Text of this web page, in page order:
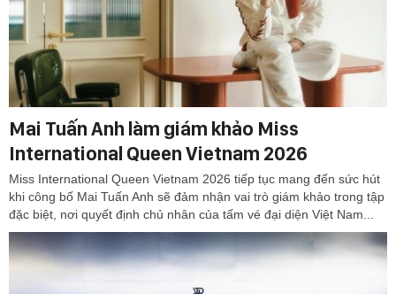
Mai Tuấn Anh làm giám khảo Miss
International Queen Vietnam 2026
Miss International Queen Vietnam 2026 tiếp tục mang đến sức hút
khi công bố Mai Tuấn Anh sẽ đảm nhận vai trò giám khảo trong tập
đặc biệt, nơi quyết định chủ nhân của tấm vé đại diện Việt Nam...